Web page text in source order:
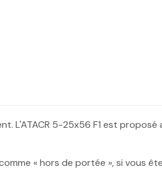
L'ATACR 5-25x56 F1 est proposé
« hors de portée », si vous